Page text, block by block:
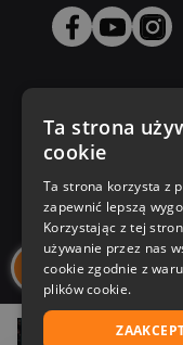
29,99 zł
Zakupy u nas
Nasza oferta
Nasi autorzy
Ta strona
cookie
Ta strona korzysta z
zapewnić lepszą
Korzystając z tej
używanie przez nas
cookie zgodnie z
plików cookie.